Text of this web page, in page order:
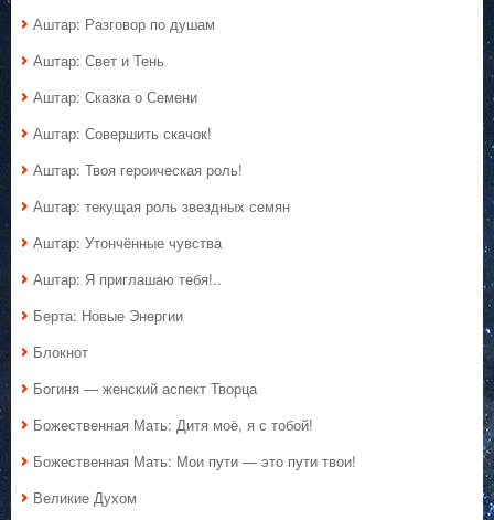
Аштар: Разговор по душам
Аштар: Свет и Тень
Аштар: Сказка о Семени
Аштар: Совершить скачок!
Аштар: Твоя героическая роль!
Аштар: текущая роль звездных семян
Аштар: Утончённые чувства
Аштар: Я приглашаю тебя!..
Берта: Новые Энергии
Блокнот
Богиня — женский аспект Творца
Божественная Мать: Дитя моё, я с тобой!
Божественная Мать: Мои пути — это пути твои!
Великие Духом